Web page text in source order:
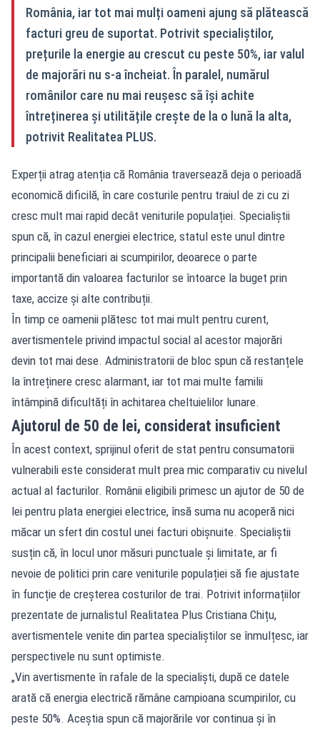
România, iar tot mai mulți oameni ajung să plătească
facturi greu de suportat. Potrivit specialiștilor,
prețurile la energie au crescut cu peste 50%, iar valul
de majorări nu s-a încheiat. În paralel, numărul
românilor care nu mai reușesc să își achite
întreținerea și utilitățile crește de la o lună la alta,
potrivit Realitatea PLUS.
Experții atrag atenția că România traversează deja o perioadă
economică dificilă, în care costurile pentru traiul de zi cu zi
cresc mult mai rapid decât veniturile populației. Specialiștii
spun că, în cazul energiei electrice, statul este unul dintre
principalii beneficiari ai scumpirilor, deoarece o parte
importantă din valoarea facturilor se întoarce la buget prin
taxe, accize și alte contribuții.
În timp ce oamenii plătesc tot mai mult pentru curent,
avertismentele privind impactul social al acestor majorări
devin tot mai dese. Administratorii de bloc spun că restanțele
la întreținere cresc alarmant, iar tot mai multe familii
întâmpină dificultăți în achitarea cheltuielilor lunare.
Ajutorul de 50 de lei, considerat insuficient
În acest context, sprijinul oferit de stat pentru consumatorii
vulnerabili este considerat mult prea mic comparativ cu nivelul
actual al facturilor. Românii eligibili primesc un ajutor de 50 de
lei pentru plata energiei electrice, însă suma nu acoperă nici
măcar un sfert din costul unei facturi obișnuite. Specialiștii
susțin că, în locul unor măsuri punctuale și limitate, ar fi
nevoie de politici prin care veniturile populației să fie ajustate
în funcție de creșterea costurilor de trai. Potrivit informațiilor
prezentate de jurnalistul Realitatea Plus Cristiana Chițu,
avertismentele venite din partea specialiștilor se înmulțesc, iar
perspectivele nu sunt optimiste.
„Vin avertismente în rafale de la specialiști, după ce datele
arată că energia electrică rămâne campioana scumpirilor, cu
peste 50%. Aceștia spun că majorările vor continua și în